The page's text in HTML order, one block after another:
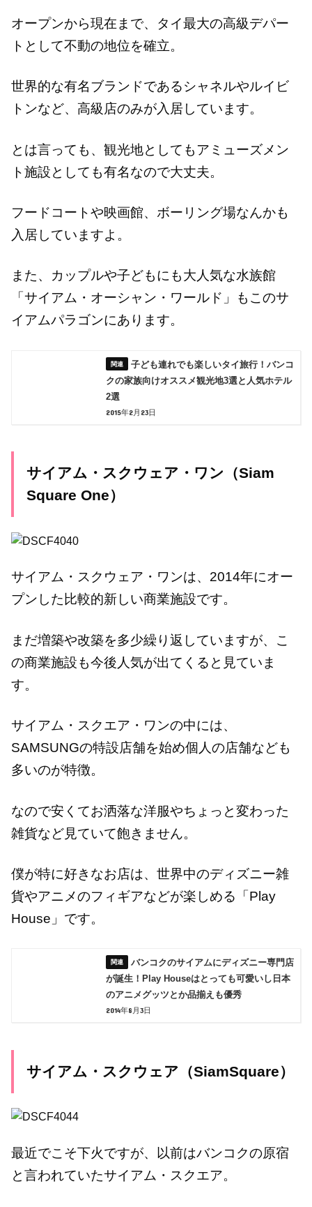
オープンから現在まで、タイ最大の高級デパー
トとして不動の地位を確立。
世界的な有名ブランドであるシャネルやルイビ
トンなど、高級店のみが入居しています。
とは言っても、観光地としてもアミューズメン
ト施設としても有名なので大丈夫。
フードコートや映画館、ボーリング場なんかも
入居していますよ。
また、カップルや子どもにも大人気な水族館
「サイアム・オーシャン・ワールド」もこのサ
イアムパラゴンにあります。
子ども連れでも楽しいタイ旅行！バンコ
クの家族向けオススメ観光地3選と人気ホテル
2選
2015年2月23日
サイアム・スクウェア・ワン（Siam
Square One）
サイアム・スクウェア・ワンは、2014年にオー
プンした比較的新しい商業施設です。
まだ増築や改築を多少繰り返していますが、こ
の商業施設も今後人気が出てくると見ていま
す。
サイアム・スクエア・ワンの中には、
SAMSUNGの特設店舗を始め個人の店舗なども
多いのが特徴。
なので安くてお洒落な洋服やちょっと変わった
雑貨など見ていて飽きません。
僕が特に好きなお店は、世界中のディズニー雑
貨やアニメのフィギアなどが楽しめる「Play
House」です。
バンコクのサイアムにディズニー専門店
が誕生！Play Houseはとっても可愛いし日本
のアニメグッツとか品揃えも優秀
2014年8月3日
サイアム・スクウェア（SiamSquare）
最近でこそ下火ですが、以前はバンコクの原宿
と言われていたサイアム・スクエア。